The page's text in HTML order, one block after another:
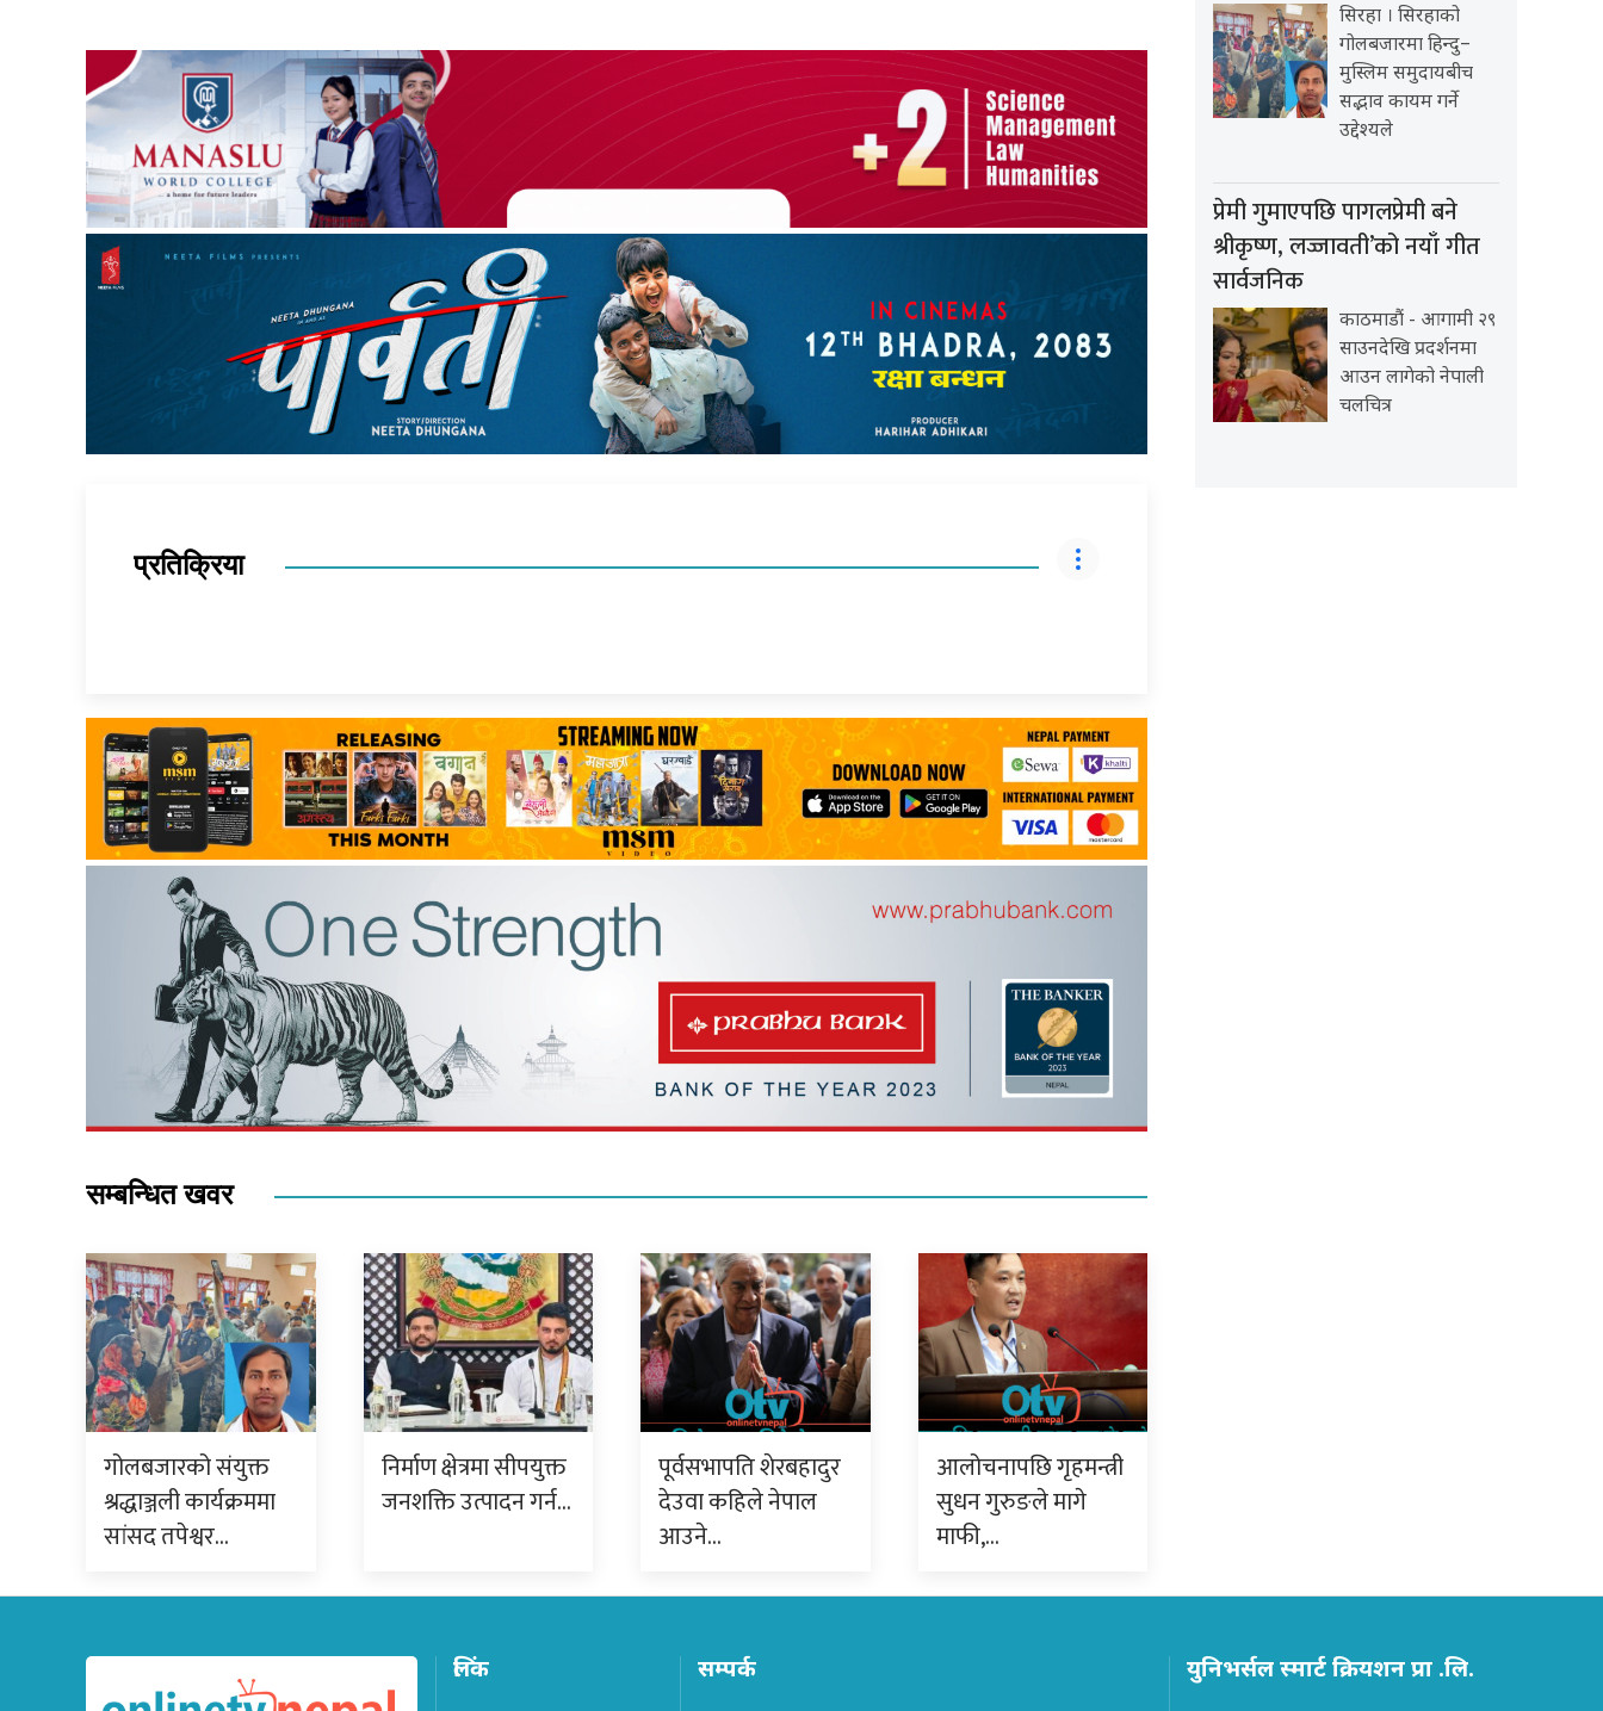
प्रतिक्रिया
सम्बन्धित खवर
गोलबजारको संयुक्त
श्रद्धाञ्जली कार्यक्रममा
सांसद तपेश्वर…
निर्माण क्षेत्रमा सीपयुक्त
जनशक्ति उत्पादन गर्न…
पूर्वसभापति शेरबहादुर
देउवा कहिले नेपाल
आउने…
आलोचनापछि गृहमन्त्री
सुधन गुरुङले मागे
माफी,…
सिरहा । सिरहाको
गोलबजारमा हिन्दु–
मुस्लिम समुदायबीच
सद्भाव कायम गर्ने
उद्देश्यले
प्रेमी गुमाएपछि पागलप्रेमी बने
श्रीकृष्ण, लज्जावती’को नयाँ गीत
सार्वजनिक
काठमाडौं - आगामी २९
साउनदेखि प्रदर्शनमा
आउन लागेको नेपाली
चलचित्र
लिंक सम्पर्क युनिभर्सल स्मार्ट क्रियशन प्रा .लि.